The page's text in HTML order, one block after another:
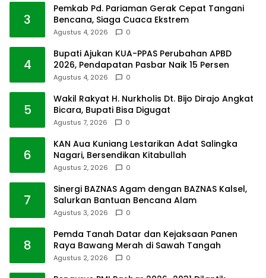
3
Pemkab Pd. Pariaman Gerak Cepat Tangani
Bencana, Siaga Cuaca Ekstrem
Agustus 4, 2026 0
4
Bupati Ajukan KUA-PPAS Perubahan APBD
2026, Pendapatan Pasbar Naik 15 Persen
Agustus 4, 2026 0
5
Wakil Rakyat H. Nurkholis Dt. Bijo Dirajo Angkat
Bicara, Bupati Bisa Digugat
Agustus 7, 2026 0
6
KAN Aua Kuniang Lestarikan Adat Salingka
Nagari, Bersendikan Kitabullah
Agustus 2, 2026 0
7
Sinergi BAZNAS Agam dengan BAZNAS Kalsel,
Salurkan Bantuan Bencana Alam
Agustus 3, 2026 0
8
Pemda Tanah Datar dan Kejaksaan Panen
Raya Bawang Merah di Sawah Tangah
Agustus 2, 2026 0